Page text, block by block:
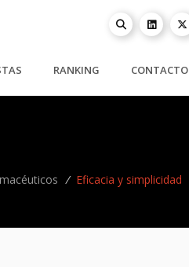
RANKING CONTACTO
/ Eficacia y simplicidad